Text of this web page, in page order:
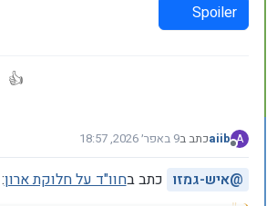
Spoiler
A
מנותק
aiibכתב ב9 באפר׳ 2026, 18:57
נערך לאחרונה על ידי
@איש-גמזו כתב בחוו"ד על חלוקת ארון: